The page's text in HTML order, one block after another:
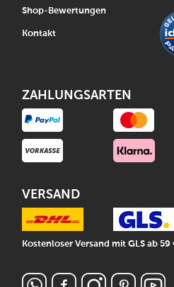
Shop-Bewertungen
Kontakt
ZAHLUNGSARTEN
VERSAND
Kostenloser Versand mit GLS ab